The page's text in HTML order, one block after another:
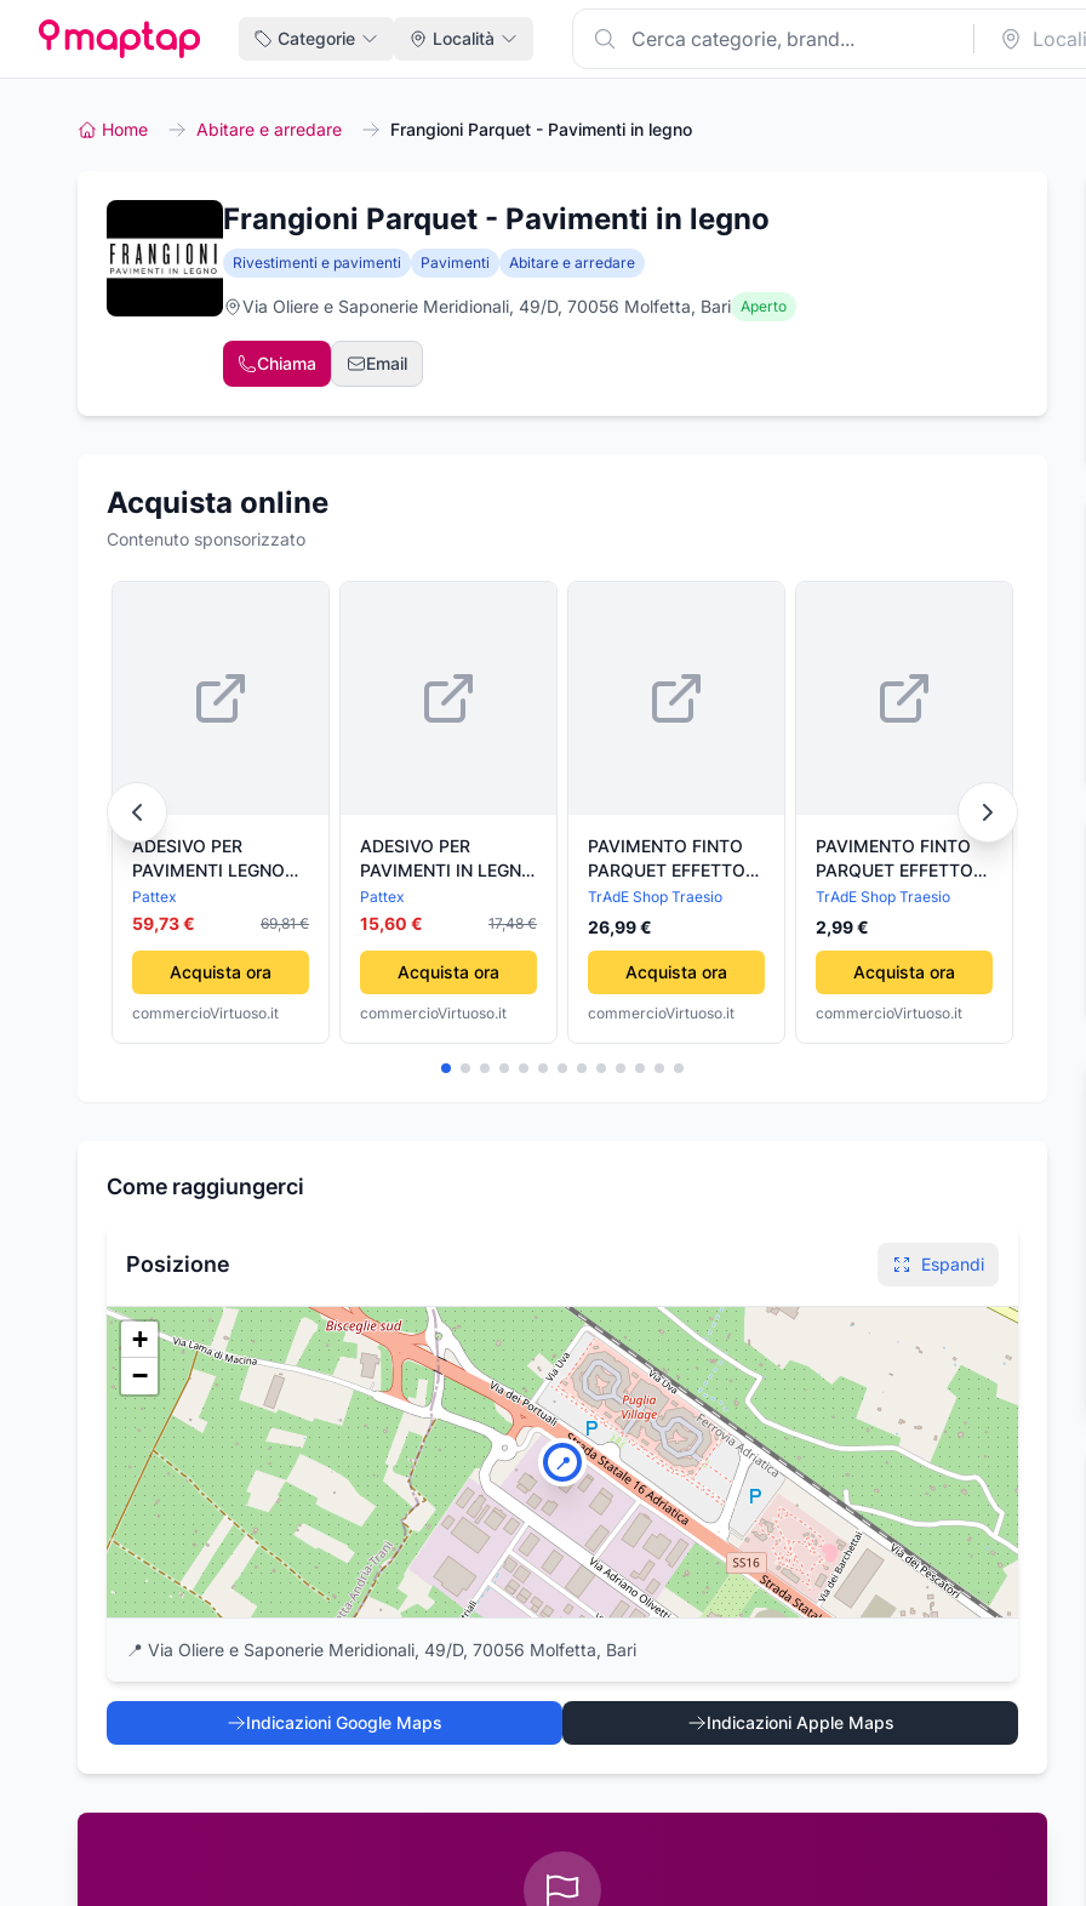
Categorie Località
Home Abitare e arredare Frangioni Parquet - Pavimenti in legno
Frangioni Parquet - Pavimenti in legno
Rivestimenti e pavimenti Pavimenti Abitare e arredare
Via Oliere e Saponerie Meridionali, 49/D, 70056 Molfetta, Bari Aperto
Chiama Email
Acquista online
Contenuto sponsorizzato
ADESIVO PER
PAVIMENTI LEGNO
'PATTEX PARQUET'
Kg. 5 - secchio
Pattex
59,73 € 69,81 €
Acquista ora
commercioVirtuoso.it
ADESIVO PER
PAVIMENTI IN LEGNO
'PARQUET' PATTEX
850 gr - PATTEX
Pattex
15,60 € 17,48 €
Acquista ora
commercioVirtuoso.it
PAVIMENTO FINTO
PARQUET EFFETTO
LEGNO PIASTRELLE
ADESIVE 15X90CM
SPESSORE 6MM
TrAdE Shop Traesio
26,99 €
Acquista ora
commercioVirtuoso.it
PAVIMENTO FINTO
PARQUET EFFETTO
LEGNO NATURALE
ROVERE PIASTRELLE
ADESIVE 15X90CM
TrAdE Shop Traesio
2,99 €
Acquista ora
commercioVirtuoso.it
Come raggiungerci
Posizione Espandi
📍
+
−
📍 Via Oliere e Saponerie Meridionali, 49/D, 70056 Molfetta, Bari
Indicazioni Google Maps Indicazioni Apple Maps